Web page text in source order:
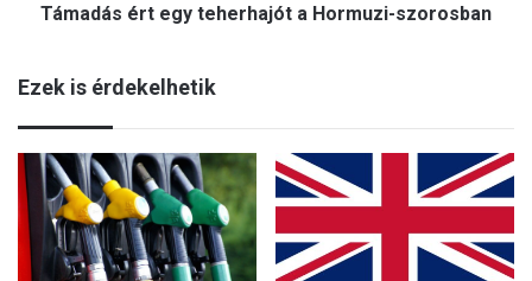
E
g
y
e
ü
y
h
e
Támadás ért egy teherhajót a Hormuzi-szorosban
Ezek is érdekelhetik